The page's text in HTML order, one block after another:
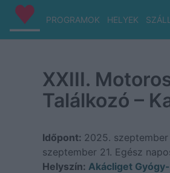
PROGRAMOK HELYEK
XXIII.
Találkozó –
Időpont: 2025.
szeptember 21. Egész
Helyszín: Akácliget